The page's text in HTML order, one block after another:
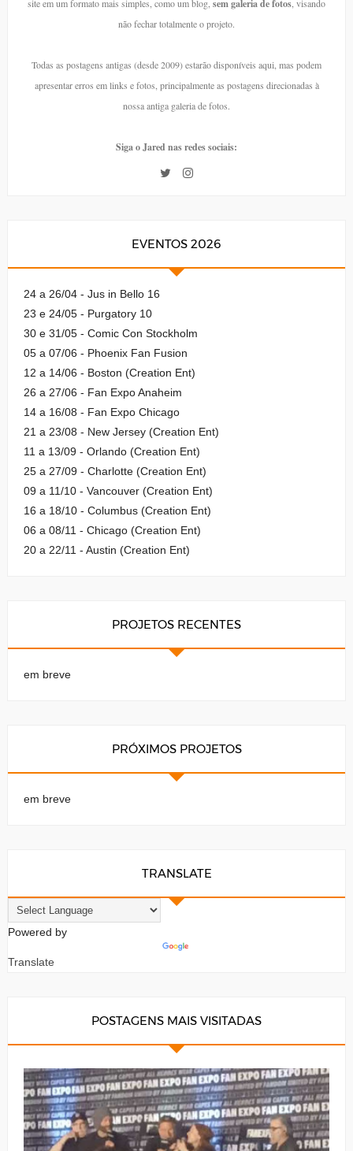
site em um formato mais simples, como um blog, sem galeria de fotos , visando
não fechar totalmente o projeto.
Todas as postagens antigas (desde 2009) estarão disponíveis aqui, mas podem
apresentar erros em links e fotos, principalmente as postagens direcionadas à
nossa antiga galeria de fotos.
Siga o Jared nas redes sociais:
EVENTOS 2026
24 a 26/04 - Jus in Bello 16
23 e 24/05 - Purgatory 10
30 e 31/05 - Comic Con Stockholm
05 a 07/06 - Phoenix Fan Fusion
12 a 14/06 - Boston (Creation Ent)
26 a 27/06 - Fan Expo Anaheim
14 a 16/08 - Fan Expo Chicago
21 a 23/08 - New Jersey (Creation Ent)
11 a 13/09 - Orlando (Creation Ent)
25 a 27/09 - Charlotte (Creation Ent)
09 a 11/10 - Vancouver (Creation Ent)
16 a 18/10 - Columbus (Creation Ent)
06 a 08/11 - Chicago (Creation Ent)
20 a 22/11 - Austin (Creation Ent)
PROJETOS RECENTES
em breve
PRÓXIMOS PROJETOS
em breve
TRANSLATE
Powered by
Translate
POSTAGENS MAIS VISITADAS